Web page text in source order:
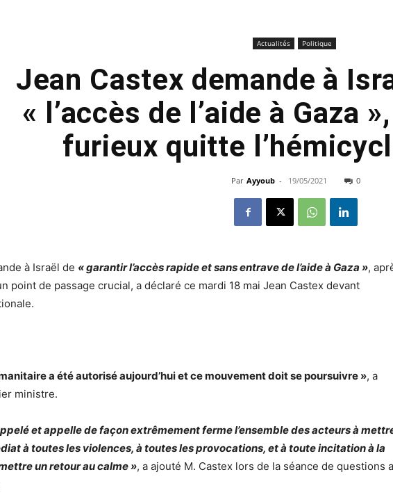
Actualités Politique
Jean Castex demande à
« l’accès de l’aide à Gaza
furieux quitte
Par Ayyoub - 19/05/2021 0
à Israël de « garantir l’accès rapide et sans entrave de l’aide à Gaza »,
point de passage crucial, a déclaré ce mardi 18 mai Jean Castex devant
a été autorisé aujourd’hui et ce mouvement doit se poursuivre », a
ministre.
et appelle de façon extrêmement ferme l’ensemble des acteurs à
à toutes les violences, à toutes les provocations, et à toute incitation à la
un retour au calme », a ajouté M. Castex lors de la séance de questions